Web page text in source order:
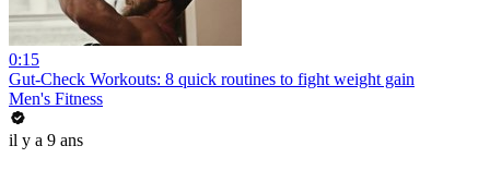
0:15
Gut-Check Workouts: 8 quick routines to fight weight gain
Men's Fitness
il y a 9 ans